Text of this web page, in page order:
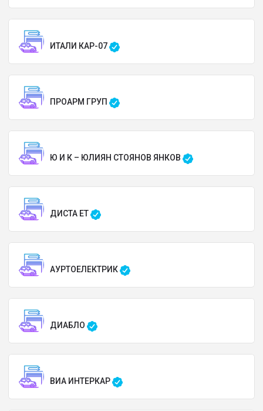
ИТАЛИ КАР-07
ПРОАРМ ГРУП
Ю И К – ЮЛИЯН СТОЯНОВ ЯНКОВ
ДИСТА ЕТ
АУРТОЕЛЕКТРИК
ДИАБЛО
ВИА ИНТЕРКАР